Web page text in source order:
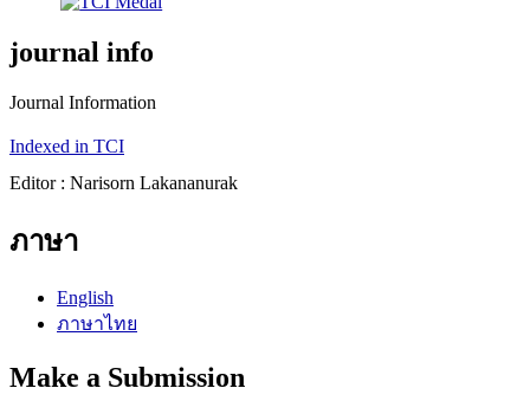
journal info
Journal Information
Indexed in TCI
Editor : Narisorn Lakananurak
ภาษา
English
ภาษาไทย
Make a Submission